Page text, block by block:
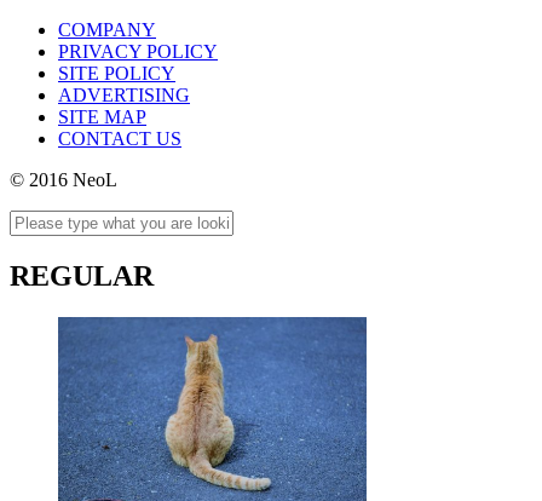
COMPANY
PRIVACY POLICY
SITE POLICY
ADVERTISING
SITE MAP
CONTACT US
© 2016 NeoL
REGULAR